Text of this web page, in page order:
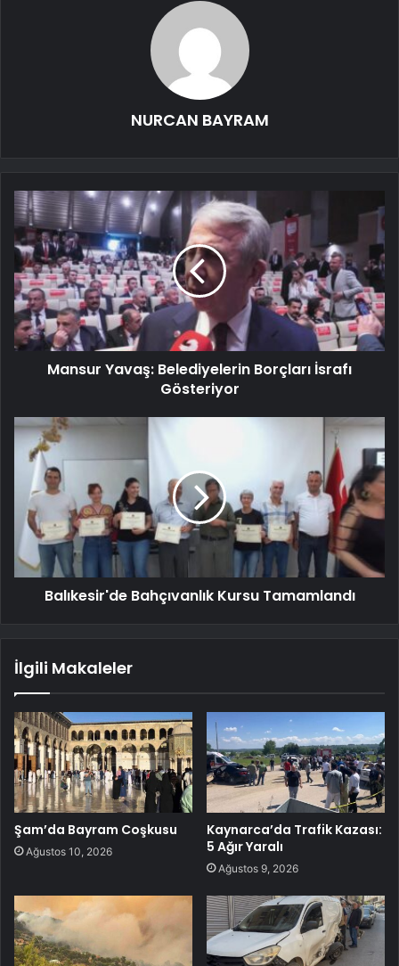
NURCAN BAYRAM
Mansur Yavaş: Belediyelerin Borçları İsrafı
Gösteriyor
Balıkesir'de Bahçıvanlık Kursu Tamamlandı
İlgili Makaleler
Şam’da Bayram Coşkusu
Ağustos 10, 2026
Kaynarca’da Trafik Kazası:
5 Ağır Yaralı
Ağustos 9, 2026